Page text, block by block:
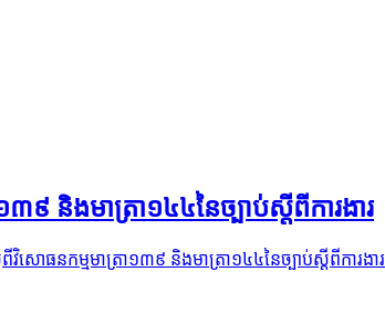
៩ និងមាត្រា១៤៤នៃច្បាប់ស្តីពីការងារ
ពីវិសោធនកម្មមាត្រា១៣៩ និងមាត្រា១៤៤នៃច្បាប់ស្តីពីការងារ